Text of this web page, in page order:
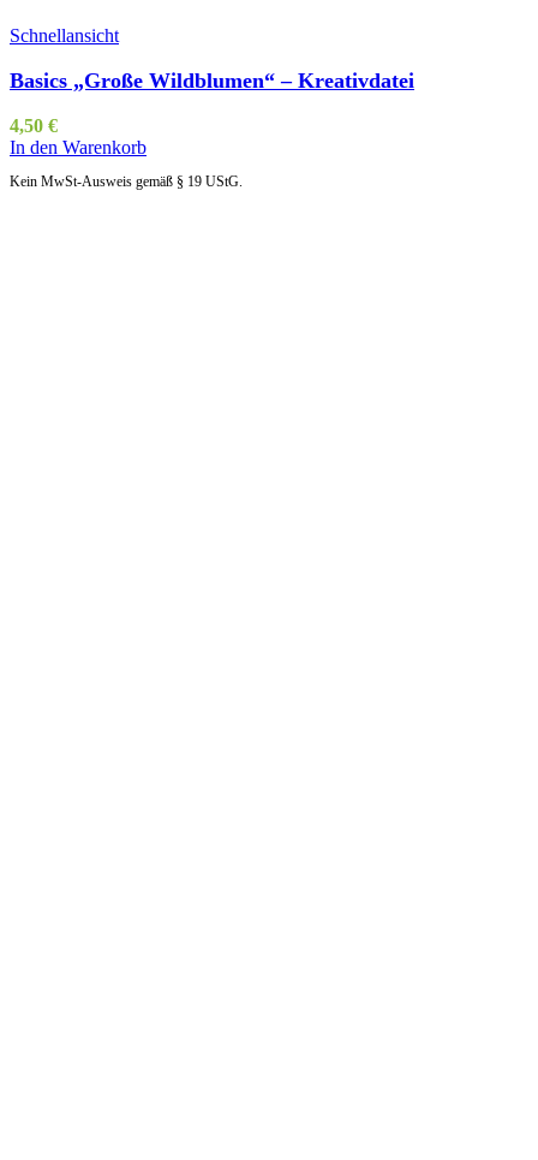
Schnellansicht
Basics „Große Wildblumen“ – Kreativdatei
4,50 €
In den Warenkorb
Kein MwSt-Ausweis gemäß § 19 UStG.